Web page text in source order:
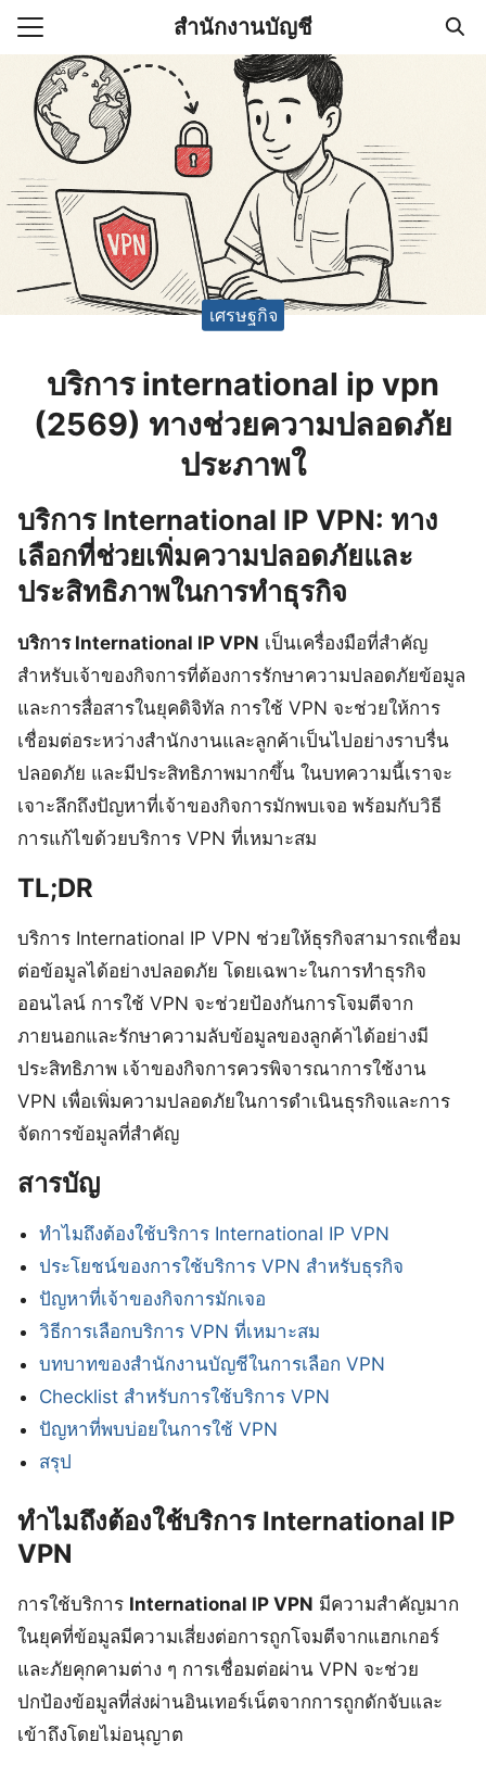
Skip
content
สำนักงานบัญชี
(ไม่มีชื่อ)
านบัญชี (Accounting
ช่วยสำคัญในการบริหาร
Search
for:
เศรษฐกิจ
บริการ international ip vpn
(2569) ทางช่วยความปลอดภัย
ประภาพใ
บริการ International IP VPN: ทาง
เลือกที่ช่วยเพิ่มความปลอดภัยและ
ประสิทธิภาพในการทำธุรกิจ
บริการ International IP VPN เป็นเครื่องมือที่สำคัญ
สำหรับเจ้าของกิจการที่ต้องการรักษาความปลอดภัยข้อมูล
และการสื่อสารในยุคดิจิทัล การใช้ VPN จะช่วยให้การ
เชื่อมต่อระหว่างสำนักงานและลูกค้าเป็นไปอย่างราบรื่น
ปลอดภัย และมีประสิทธิภาพมากขึ้น ในบทความนี้เราจะ
เจาะลึกถึงปัญหาที่เจ้าของกิจการมักพบเจอ พร้อมกับวิธี
การแก้ไขด้วยบริการ VPN ที่เหมาะสม
TL;DR
บริการ International IP VPN ช่วยให้ธุรกิจสามารถเชื่อม
ต่อข้อมูลได้อย่างปลอดภัย โดยเฉพาะในการทำธุรกิจ
ออนไลน์ การใช้ VPN จะช่วยป้องกันการโจมตีจาก
ภายนอกและรักษาความลับข้อมูลของลูกค้าได้อย่างมี
ประสิทธิภาพ เจ้าของกิจการควรพิจารณาการใช้งาน
VPN เพื่อเพิ่มความปลอดภัยในการดำเนินธุรกิจและการ
จัดการข้อมูลที่สำคัญ
สารบัญ
ทำไมถึงต้องใช้บริการ International IP VPN
ประโยชน์ของการใช้บริการ VPN สำหรับธุรกิจ
ปัญหาที่เจ้าของกิจการมักเจอ
วิธีการเลือกบริการ VPN ที่เหมาะสม
บทบาทของสำนักงานบัญชีในการเลือก VPN
Checklist สำหรับการใช้บริการ VPN
ปัญหาที่พบบ่อยในการใช้ VPN
สรุป
ทำไมถึงต้องใช้บริการ International IP
VPN
การใช้บริการ International IP VPN มีความสำคัญมาก
ในยุคที่ข้อมูลมีความเสี่ยงต่อการถูกโจมตีจากแฮกเกอร์
และภัยคุกคามต่าง ๆ การเชื่อมต่อผ่าน VPN จะช่วย
ปกป้องข้อมูลที่ส่งผ่านอินเทอร์เน็ตจากการถูกดักจับและ
เข้าถึงโดยไม่อนุญาต